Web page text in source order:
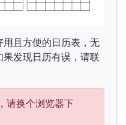
且方便的日历表，无
发现日历有误，请联
请换个浏览器下